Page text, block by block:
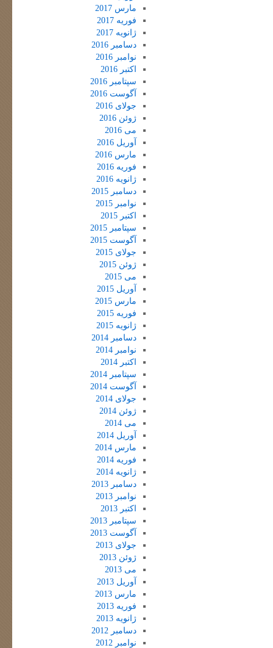
مارس 2017
فوریه 2017
ژانویه 2017
دسامبر 2016
نوامبر 2016
اکتبر 2016
سپتامبر 2016
آگوست 2016
جولای 2016
ژوئن 2016
می 2016
آوریل 2016
مارس 2016
فوریه 2016
ژانویه 2016
دسامبر 2015
نوامبر 2015
اکتبر 2015
سپتامبر 2015
آگوست 2015
جولای 2015
ژوئن 2015
می 2015
آوریل 2015
مارس 2015
فوریه 2015
ژانویه 2015
دسامبر 2014
نوامبر 2014
اکتبر 2014
سپتامبر 2014
آگوست 2014
جولای 2014
ژوئن 2014
می 2014
آوریل 2014
مارس 2014
فوریه 2014
ژانویه 2014
دسامبر 2013
نوامبر 2013
اکتبر 2013
سپتامبر 2013
آگوست 2013
جولای 2013
ژوئن 2013
می 2013
آوریل 2013
مارس 2013
فوریه 2013
ژانویه 2013
دسامبر 2012
نوامبر 2012